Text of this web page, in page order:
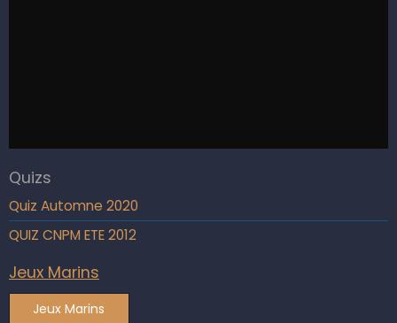
Quizs
Quiz Automne 2020
QUIZ CNPM ETE 2012
Jeux Marins
Jeux Marins